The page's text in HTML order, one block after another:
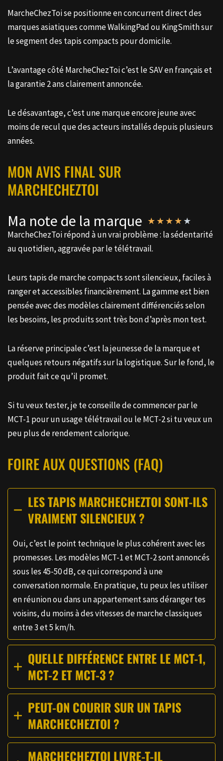
MarcheChezToi se positionne en concurrent direct des
marques asiatiques comme WalkingPad ou KingSmith sur
le segment des tapis compacts pour domicile.
L’avantage côté MarcheChezToi c’est le SAV en français et
la garantie 2 ans clairement annoncée.
Le désavantage, c’est une marque encore jeune avec
moins de recul que des acteurs installés depuis plusieurs
années.
MON AVIS FINAL SUR
MARCHECHEZTOI
Ma note de la marque ★★★★★
MarcheChezToi répond à un vrai problème : la sédentarité
au quotidien, aggravée par le télétravail.
Leurs tapis de marche compacts sont silencieux, faciles à
ranger et accessibles financièrement. La gamme est bien
pensée avec des modèles clairement différenciés selon
les besoins, les produits sont très bon d’après mon test.
La réserve principale c’est la jeunesse de la marque et
quelques retours négatifs sur la logistique. Sur le fond, le
produit fait ce qu’il promet.
Si tu veux tester, je te conseille de commencer par le
MCT-1 pour un usage télétravail ou le MCT-2 si tu veux un
peu plus de rendement calorique.
FOIRE AUX QUESTIONS (FAQ)
LES TAPIS MARCHECHEZTOI SONT-ILS
VRAIMENT SILENCIEUX ?
Oui, c’est le point technique le plus cohérent avec les
promesses. Les modèles MCT-1 et MCT-2 sont annoncés
sous les 45-50 dB, ce qui correspond à une
conversation normale. En pratique, tu peux les utiliser
en réunion ou dans un appartement sans déranger tes
voisins, du moins à des vitesses de marche classiques
entre 3 et 5 km/h.
QUELLE DIFFÉRENCE ENTRE LE MCT-1,
MCT-2 ET MCT-3 ?
PEUT-ON COURIR SUR UN TAPIS
MARCHECHEZTOI ?
MARCHECHEZTOI LIVRE-T-IL